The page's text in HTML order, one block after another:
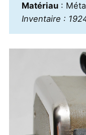
Matériau:
Inventaire :